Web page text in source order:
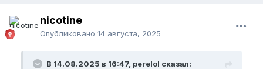
nicotine
Опубликовано 14 августа, 2025
В 14.08.2025 в 16:47, perelol сказал: